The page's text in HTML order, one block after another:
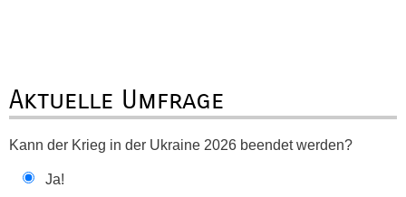
Aktuelle Umfrage
Kann der Krieg in der Ukraine 2026 beendet werden?
Ja!